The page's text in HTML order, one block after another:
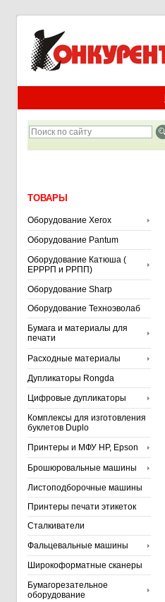
ТОВАРЫ
Оборудование Xerox
Оборудование Pantum
Оборудование Катюша (
ЕРРРП и РРПП)
Оборудование Sharp
Оборудование Техноэволаб
Бумага и материалы для
печати
Расходные материалы
Дупликаторы Rongda
Цифровые дупликаторы
Комплексы для изготовления
буклетов Duplo
Принтеры и МФУ HP, Epson
Брошюровальные машины
Листоподборочные машины
Принтеры печати этикеток
Сталкиватели
Фальцевальные машины
Широкоформатные сканеры
Бумагорезательное
оборудование